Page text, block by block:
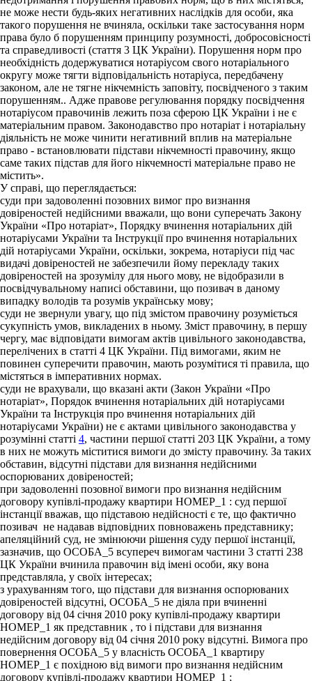
не може нести будь-яких негативних наслідків для особи, яка
такого порушення не вчиняла, оскільки таке застосування норм
права було б порушенням принципу розумності, добросовісності
та справедливості (стаття 3 ЦК України). Порушення норм про
необхідність додержуватися нотаріусом свого нотаріального
округу може тягти відповідальність нотаріуса, передбачену
законом, але не тягне нікчемність заповіту, посвідченого з таким
порушенням.. Адже правове регулювання порядку посвідчення
нотаріусом правочинів лежить поза сферою ЦК України і не є
матеріальним правом. Законодавство про нотаріат і нотаріальну
діяльність не може чинити негативний вплив на матеріальне
право - встановлювати підстави нікчемності правочину, якщо
саме таких підстав для його нікчемності матеріальне право не
містить».
У справі, що переглядається:
суди при задоволенні позовних вимог про визнання
довіреностей недійсними вважали, що вони суперечать Закону
України «Про нотаріат», Порядку вчинення нотаріальних дій
нотаріусами України та Інструкції про вчинення нотаріальних
дій нотаріусами України, оскільки, зокрема, нотаріуси під час
видачі довіреностей не забезпечили йому перекладу таких
довіреностей на зрозумілу для нього мову, не відобразили в
посвідчувальному написі обставини, що позивач в даному
випадку володів та розумів українську мову;
суди не звернули увагу, що під змістом правочину розуміється
сукупність умов, викладених в ньому. Зміст правочину, в першу
чергу, має відповідати вимогам актів цивільного законодавства,
перелічених в статті 4 ЦК України. Під вимогами, яким не
повинен суперечити правочин, мають розумітися ті правила, що
містяться в імперативних нормах.
суди не врахували, що вказані акти (Закон України «Про
нотаріат», Порядок вчинення нотаріальних дій нотаріусами
України та Інструкція про вчинення нотаріальних дій
нотаріусами України) не є актами цивільного законодавства у
розумінні статті 4, частини першої статті 203 ЦК України, а тому
в них не можуть міститися вимоги до змісту правочину. За таких
обставин, відсутні підстави для визнання недійсними
оспорюваних довіреностей;
при задоволенні позовної вимоги про визнання недійсним
договору купівлі-продажу квартири НОМЕР_1 : суд першої
інстанції вважав, що підставою недійсності є те, що фактично
позивач не надавав відповідних повноважень представнику;
апеляційний суд, не змінюючи рішення суду першої інстанції,
зазначив, що ОСОБА_5 всупереч вимогам частини 3 статті 238
ЦК України вчинила правочин від імені особи, яку вона
представляла, у своїх інтересах;
з урахуванням того, що підстави для визнання оспорюваних
довіреностей відсутні, ОСОБА_5 не діяла при вчиненні
договору від 04 січня 2010 року купівлі-продажу квартири
НОМЕР_1 як представник , то і підстави для визнання
недійсним договору від 04 січня 2010 року відсутні. Вимога про
повернення ОСОБА_5 у власність ОСОБА_1 квартиру
НОМЕР_1 є похідною від вимоги про визнання недійсним
договору купівлі-продажу квартири НОМЕР_1 ;